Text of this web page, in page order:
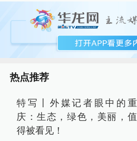
热点推荐
特写丨外媒记者眼中的重
庆：生态，绿色，美丽，值
得被看见！